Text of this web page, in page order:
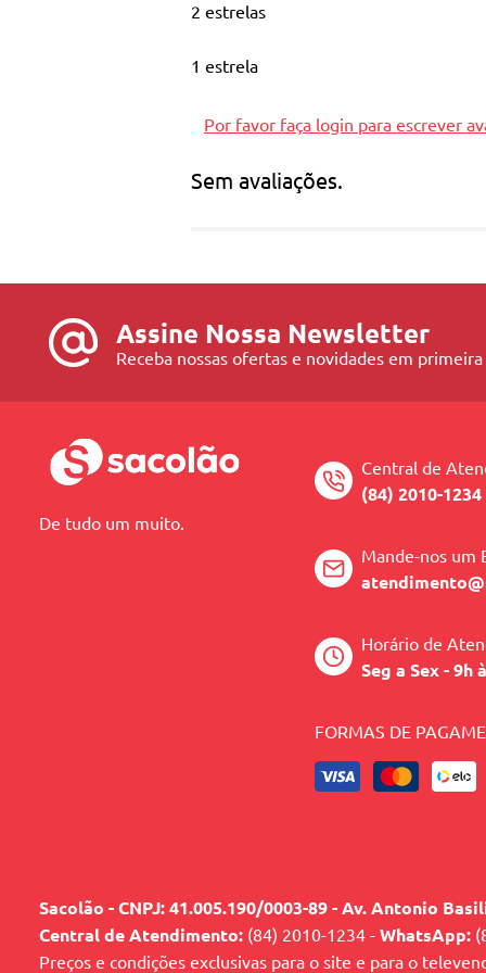
2 estrelas
1 estrela
Por favor faça login para escrever
Sem avaliações.
Assine Nossa Newsletter
Receba nossas ofertas e novidades em
De tudo um muito.
Central de
(84) 2010-1234
Mande-nos um
Horário de
Seg a Sex - 9h
FORMAS DE
Sacolão - CNPJ: 41.005.190/0003-89 - Av. Antonio
Central de Atendimento: (84) 2010-1234 - WhatsApp:
Preços e condições exclusivas para o site e para o